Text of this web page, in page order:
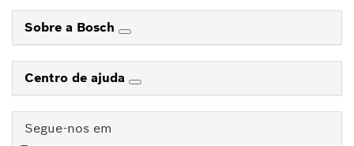
Sobre a Bosch
Centro de ajuda
Segue-nos em